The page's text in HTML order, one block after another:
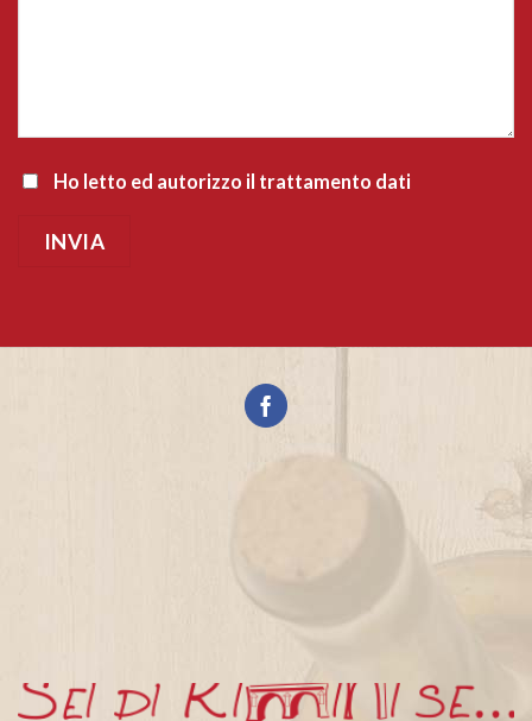
Ho letto ed autorizzo il trattamento dati